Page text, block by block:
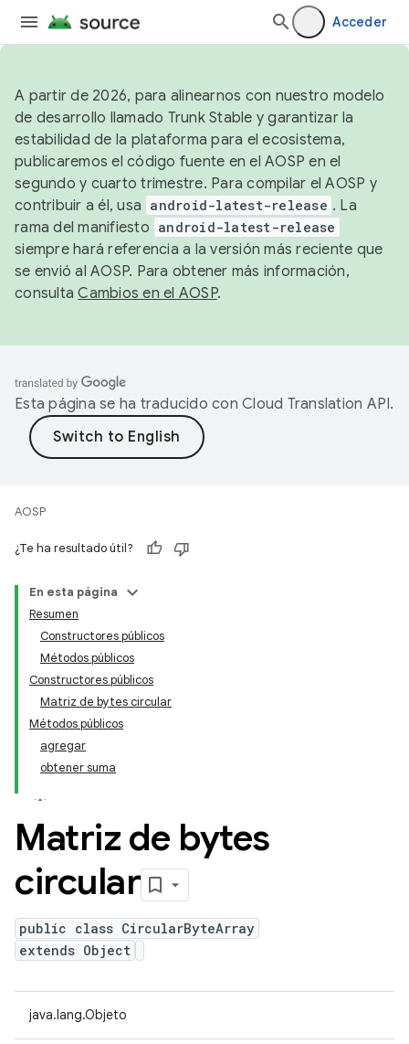
Acceder
A partir de 2026, para alinearnos con nuestro modelo
de desarrollo llamado Trunk Stable y garantizar la
estabilidad de la plataforma para el ecosistema,
publicaremos el código fuente en el AOSP en el
segundo y cuarto trimestre. Para compilar el AOSP y
contribuir a él, usa android-latest-release . La
rama del manifiesto android-latest-release
siempre hará referencia a la versión más reciente que
se envió al AOSP. Para obtener más información,
consultaCambios en el AOSP.
Esta página se ha traducido con Cloud Translation API.
AOSP
¿Te ha resultado útil?
En esta página
Resumen
Constructores públicos
Métodos públicos
Constructores públicos
Matriz de bytes circular
Métodos públicos
agregar
obtener suma
Matriz de bytes
circular
public class CircularByteArray
extends Object
java.lang.Objeto